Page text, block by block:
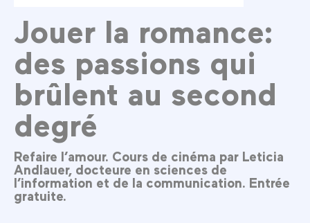
Jouer la romance:
des passions qui
brûlent au second
degré
Refaire l’amour. Cours de cinéma par Leticia
Andlauer, docteure en sciences de
l’information et de la communication. Entrée
gratuite.